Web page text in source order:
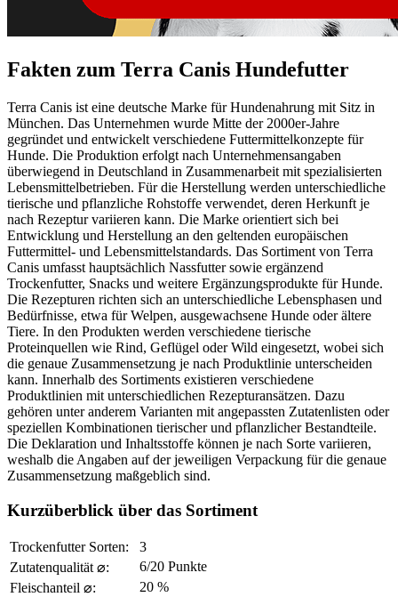
Fakten zum Terra Canis Hundefutter
Terra Canis ist eine deutsche Marke für Hundenahrung mit Sitz in
München. Das Unternehmen wurde Mitte der 2000er-Jahre
gegründet und entwickelt verschiedene Futtermittelkonzepte für
Hunde. Die Produktion erfolgt nach Unternehmensangaben
überwiegend in Deutschland in Zusammenarbeit mit spezialisierten
Lebensmittelbetrieben. Für die Herstellung werden unterschiedliche
tierische und pflanzliche Rohstoffe verwendet, deren Herkunft je
nach Rezeptur variieren kann. Die Marke orientiert sich bei
Entwicklung und Herstellung an den geltenden europäischen
Futtermittel- und Lebensmittelstandards. Das Sortiment von Terra
Canis umfasst hauptsächlich Nassfutter sowie ergänzend
Trockenfutter, Snacks und weitere Ergänzungsprodukte für Hunde.
Die Rezepturen richten sich an unterschiedliche Lebensphasen und
Bedürfnisse, etwa für Welpen, ausgewachsene Hunde oder ältere
Tiere. In den Produkten werden verschiedene tierische
Proteinquellen wie Rind, Geflügel oder Wild eingesetzt, wobei sich
die genaue Zusammensetzung je nach Produktlinie unterscheiden
kann. Innerhalb des Sortiments existieren verschiedene
Produktlinien mit unterschiedlichen Rezepturansätzen. Dazu
gehören unter anderem Varianten mit angepassten Zutatenlisten oder
speziellen Kombinationen tierischer und pflanzlicher Bestandteile.
Die Deklaration und Inhaltsstoffe können je nach Sorte variieren,
weshalb die Angaben auf der jeweiligen Verpackung für die genaue
Zusammensetzung maßgeblich sind.
Kurzüberblick über das Sortiment
Trockenfutter Sorten:
3
Zutatenqualität ⌀:
6/20 Punkte
Fleischanteil ⌀:
20 %